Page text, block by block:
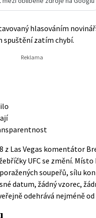
hlasováním
spuštění zatím chybí.
z Las Vegas komentátor
UFC se změní.
soupeřů, sílu
datum, žádný vzorec,
odehrává nejméně od